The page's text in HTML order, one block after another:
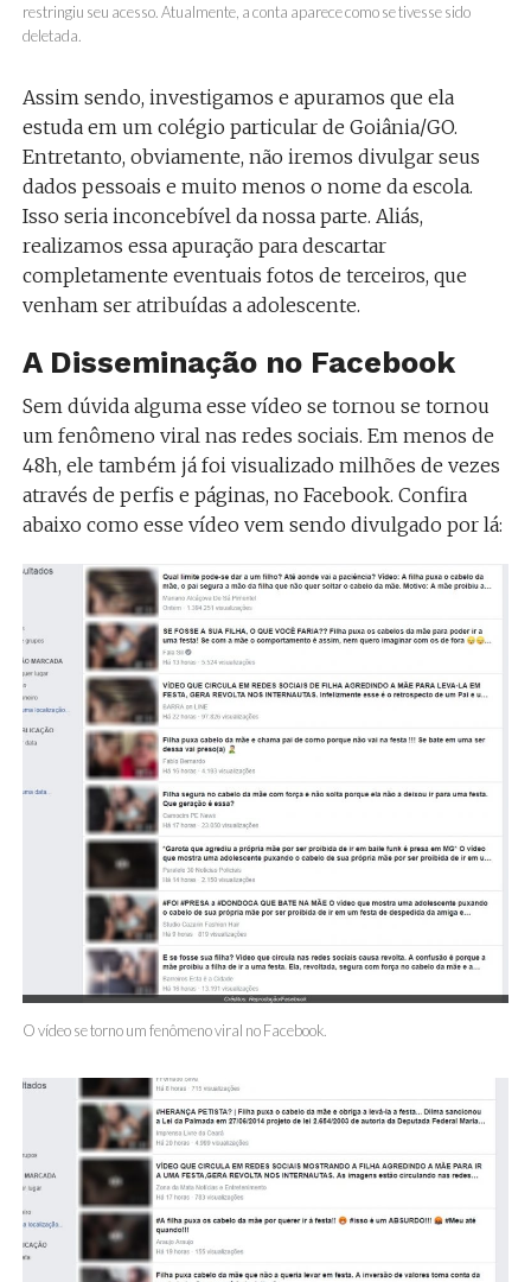
restringiu seu acesso. Atualmente, a conta aparece como se tivesse sido
deletada.
Assim sendo, investigamos e apuramos que ela
estuda em um colégio particular de Goiânia/GO.
Entretanto, obviamente, não iremos divulgar seus
dados pessoais e muito menos o nome da escola.
Isso seria inconcebível da nossa parte. Aliás,
realizamos essa apuração para descartar
completamente eventuais fotos de terceiros, que
venham ser atribuídas a adolescente.
A Disseminação no Facebook
Sem dúvida alguma esse vídeo se tornou se tornou
um fenômeno viral nas redes sociais. Em menos de
48h, ele também já foi visualizado milhões de vezes
através de perfis e páginas, no Facebook. Confira
abaixo como esse vídeo vem sendo divulgado por lá:
O vídeo se torno um fenômeno viral no Facebook.